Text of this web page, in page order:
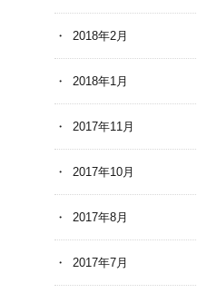
2018年2月
2018年1月
2017年11月
2017年10月
2017年8月
2017年7月